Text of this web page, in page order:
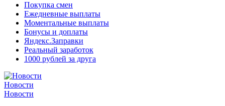
Покупка смен
Ежедневные выплаты
Моментальные выплаты
Бонусы и доплаты
Яндекс.Заправки
Реальный заработок
1000 рублей за друга
Новости
Новости